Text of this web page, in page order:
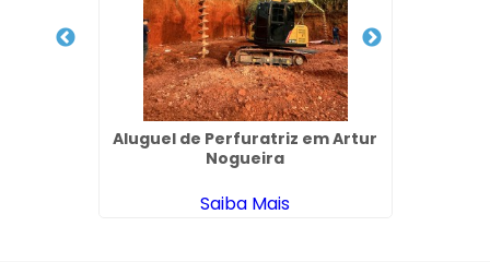
Aluguel de Perfuratriz em Artur
Nogueira
Saiba Mais